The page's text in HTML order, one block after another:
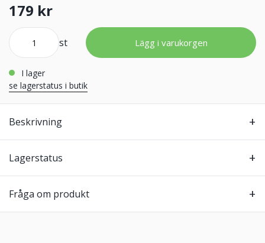
179 kr
st Lägg i varukorgen
i lager
se lagerstatus i butik
Beskrivning
Lagerstatus
Fråga om produkt